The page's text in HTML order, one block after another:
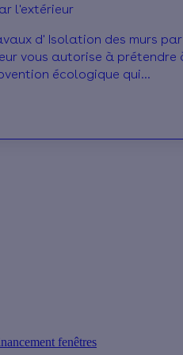
l'extérieur
d' Isolation des murs par
à
écologique qui
fenêtres